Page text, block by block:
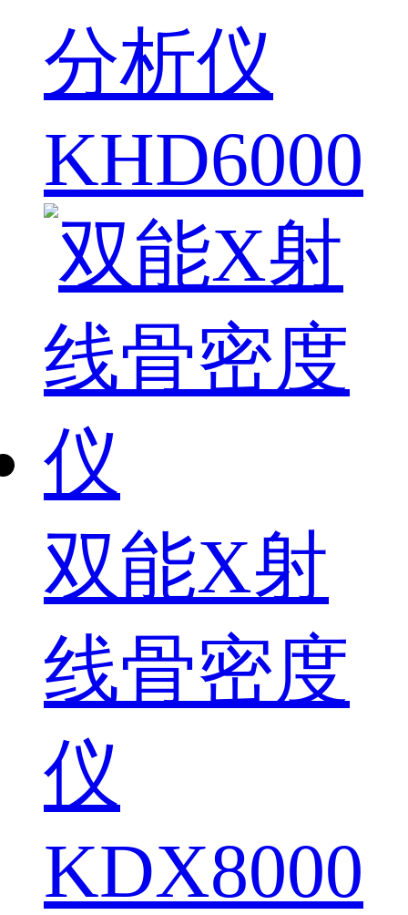
分析仪
KHD6000
双能X射
线骨密度
仪
KDX8000